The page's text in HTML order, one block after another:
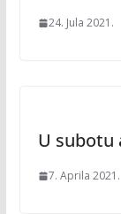
24. Jula 2021.
U subotu
7. Aprila 2021.